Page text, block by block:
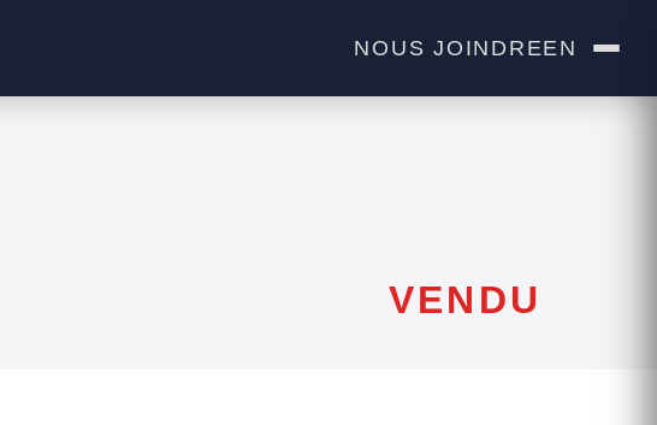
NOUS JOINDREEN
VENDU